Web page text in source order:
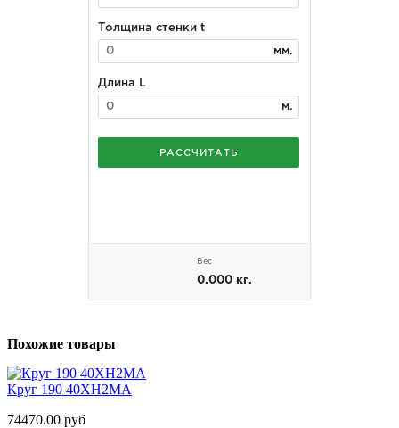
Похожие товары
Круг 190 40ХН2МА
74470.00 руб